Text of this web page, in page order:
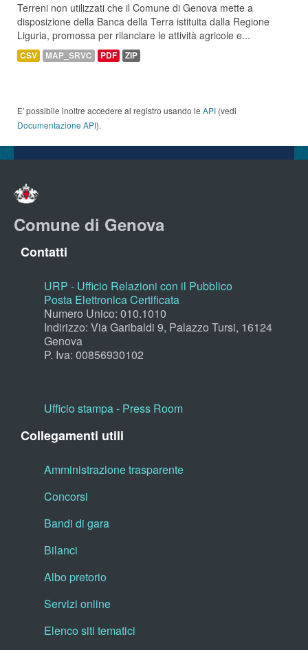
Terreni non utilizzati che il Comune di Genova mette a
disposizione della Banca della Terra istituita dalla Regione
Liguria, promossa per rilanciare le attività agricole e...
CSV MAP_SRVC PDF ZIP
E' possibile inoltre accedere al registro usando le API (vedi
Documentazione API).
Comune di Genova
Contatti
URP - Ufficio Relazioni con il Pubblico
Posta Elettronica Certificata
Numero Unico: 010.1010
Indirizzo: Via Garibaldi 9, Palazzo Tursi, 16124
Genova
P. Iva: 00856930102
Ufficio stampa - Press Room
Collegamenti utili
Amministrazione trasparente
Concorsi
Bandi di gara
Bilanci
Albo pretorio
Servizi online
Elenco siti tematici